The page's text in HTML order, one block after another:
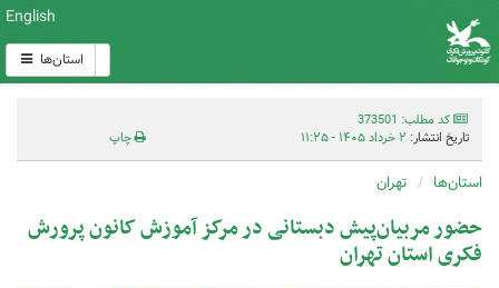
English
استان‌ها
کد مطلب: 373501
تاریخ انتشار: ۲ خرداد ۱۴۰۵ - ۱۱:۲۵ چاپ
استان‌ها تهران
حضور مربیان‌پیش دبستانی در مرکز آموزش کانون پرورش
فکری استان تهران